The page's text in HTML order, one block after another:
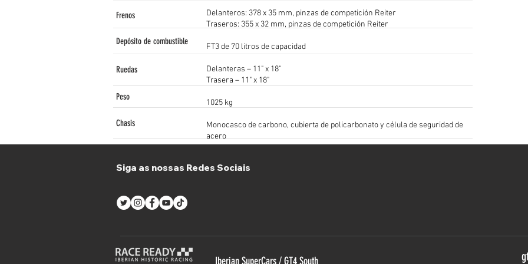
Delanteros: 378 x 35 mm, pinzas de competición Reiter
Traseros: 355 x 32 mm, pinzas de competición Reiter
FT3 de 70 litros de capacidad
Delanteras – 11" x 18"
Trasera – 11" x 18"
1025 kg
Monocasco de carbono, cubierta de policarbonato y célula de seguridad de
acero
Frenos
Depósito de combustible
Ruedas
Peso
Chasis
Siga as nossas Redes Sociais
Iberian SuperCars / GT4 South